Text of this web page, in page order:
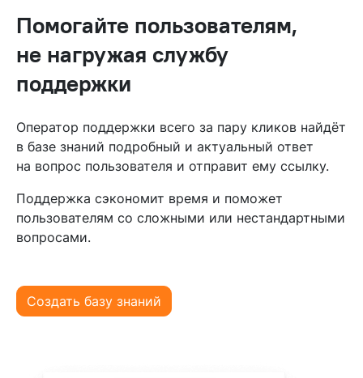
Помогайте пользователям,
не нагружая службу
поддержки
Оператор поддержки всего за пару кликов найдёт
в базе знаний подробный и актуальный ответ
на вопрос пользователя и отправит ему ссылку.
Поддержка сэкономит время и поможет
пользователям со сложными или нестандартными
вопросами.
Создать базу знаний